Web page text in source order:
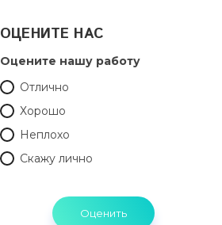
ОЦЕНИТЕ НАС
Оцените нашу работу
Отлично
Хорошо
Неплохо
Скажу лично